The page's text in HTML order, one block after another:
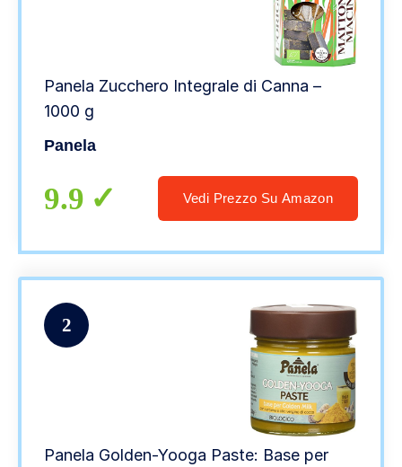
Panela Zucchero Integrale di Canna –
1000 g
Panela
9.9 Vedi Prezzo Su Amazon
2
Panela Golden-Yooga Paste: Base per